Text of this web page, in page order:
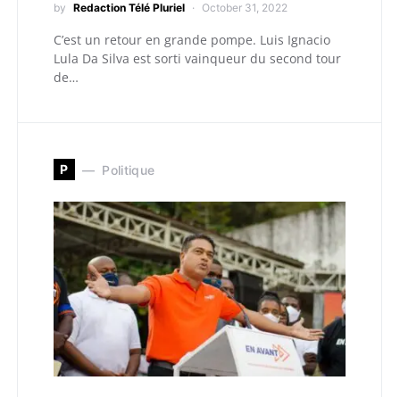
by Redaction Télé Pluriel October 31, 2022
C’est un retour en grande pompe. Luis Ignacio
Lula Da Silva est sorti vainqueur du second tour
de…
P Politique